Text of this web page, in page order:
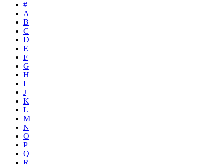
#
A
B
C
D
E
F
G
H
I
J
K
L
M
N
O
P
Q
R